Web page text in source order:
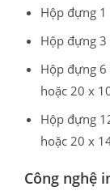
Hộp đựng
Hộp đựng
Hộp đựng
hoặc 20 x
Hộp đựng
hoặc 20 x
Công nghệ